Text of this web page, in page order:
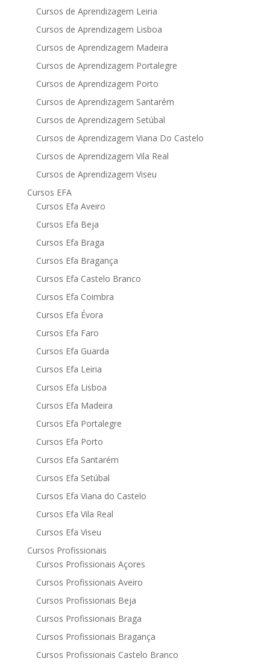
Cursos de Aprendizagem Leiria
Cursos de Aprendizagem Lisboa
Cursos de Aprendizagem Madeira
Cursos de Aprendizagem Portalegre
Cursos de Aprendizagem Porto
Cursos de Aprendizagem Santarém
Cursos de Aprendizagem Setúbal
Cursos de Aprendizagem Viana Do Castelo
Cursos de Aprendizagem Vila Real
Cursos de Aprendizagem Viseu
Cursos EFA
Cursos Efa Aveiro
Cursos Efa Beja
Cursos Efa Braga
Cursos Efa Bragança
Cursos Efa Castelo Branco
Cursos Efa Coimbra
Cursos Efa Évora
Cursos Efa Faro
Cursos Efa Guarda
Cursos Efa Leiria
Cursos Efa Lisboa
Cursos Efa Madeira
Cursos Efa Portalegre
Cursos Efa Porto
Cursos Efa Santarém
Cursos Efa Setúbal
Cursos Efa Viana do Castelo
Cursos Efa Vila Real
Cursos Efa Viseu
Cursos Profissionais
Cursos Profissionais Açores
Cursos Profissionais Aveiro
Cursos Profissionais Beja
Cursos Profissionais Braga
Cursos Profissionais Bragança
Cursos Profissionais Castelo Branco